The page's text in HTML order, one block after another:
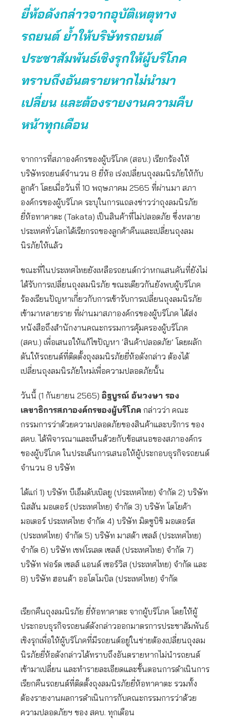
ยี่ห้อดังกล่าวจากอุบัติเหตุทาง
รถยนต์ ย้ำให้บริษัทรถยนต์
ประชาสัมพันธ์เชิงรุกให้ผู้บริโภค
ทราบถึงอันตรายหากไม่นำมา
เปลี่ยน และต้องรายงานความคืบ
หน้าทุกเดือน
จากการที่สภาองค์กรของผู้บริโภค (สอบ.) เรียกร้องให้
บริษัทรถยนต์จำนวน 8 ยี่ห้อ เร่งเปลี่ยนถุงลมนิรภัยให้กับ
ลูกค้า โดยเมื่อวันที่ 10 พฤษภาคม 2565 ที่ผ่านมา สภา
องค์กรของผู้บริโภค ระบุในการแถลงข่าวว่าถุงลมนิรภัย
ยี่ห้อทาคาตะ (Takata) เป็นสินค้าที่ไม่ปลอดภัย ซึ่งหลาย
ประเทศทั่วโลกได้เรียกรถของลูกค้าคืนและเปลี่ยนถุงลม
นิรภัยให้แล้ว
ขณะที่ในประเทศไทยยังเหลือรถยนต์กว่าหกแสนคันที่ยังไม่
ได้รับการเปลี่ยนถุงลมนิรภัย ขณะเดียวกันยังพบผู้บริโภค
ร้องเรียนปัญหาเกี่ยวกับการเข้ารับการเปลี่ยนถุงลมนิรภัย
เข้ามาหลายราย ที่ผ่านมาสภาองค์กรของผู้บริโภค ได้ส่ง
หนังสือถึงสำนักงานคณะกรรมการคุ้มครองผู้บริโภค
(สคบ.) เพื่อเสนอให้แก้ไขปัญหา ‘สินค้าปลอดภัย’ โดยผลัก
ดันให้รถยนต์ที่ติดตั้งถุงลมนิรภัยยี่ห้อดังกล่าว ต้องได้
เปลี่ยนถุงลมนิรภัยใหม่เพื่อความปลอดภัยนั้น
วันนี้ (1 กันยายน 2565) อิฐบูรณ์ อ้นวงษา รอง
เลขาธิการสภาองค์กรของผู้บริโภค กล่าวว่า คณะ
กรรมการว่าด้วยความปลอดภัยของสินค้าและบริการ ของ
สคบ. ได้พิจารณาและเห็นด้วยกับข้อเสนอของสภาองค์กร
ของผู้บริโภค ในประเด็นการเสนอให้ผู้ประกอบธุรกิจรถยนต์
จำนวน 8 บริษัท
ได้แก่ 1) บริษัท บีเอ็มดับเบิลยู (ประเทศไทย) จำกัด 2) บริษัท
นิสสัน มอเตอร์ (ประเทศไทย) จำกัด 3) บริษัท โตโยค้า
มอเตอร์ ประเทศไทย จำกัด 4) บริษัท มิตซูบิชิ มอเตอร์ส
(ประเทศไทย) จำกัด 5) บริษัท มาสด้า เซลส์ (ประเทศไทย)
จำกัด 6) บริษัท เชฟโรเลต เซลส์ (ประเทศไทย) จำกัด 7)
บริษัท ฟอร์ด เซลส์ แอนด์ เซอร์วิส (ประเทศไทย) จำกัด และ
8) บริษัท ฮอนด้า ออโตโมบิล (ประเทศไทย) จำกัด
เรียกคืนถุงลมนิรภัย ยี่ห้อทาคาตะ จากผู้บริโภค โดยให้ผู้
ประกอบธุรกิจรถยนต์ดังกล่าวออกมาตรการประชาสัมพันธ์
เชิงรุกเพื่อให้ผู้บริโภคที่มีรถยนต์อยู่ในข่ายต้องเปลี่ยนถุงลม
นิรภัยยี่ห้อดังกล่าวได้ทราบถึงอันตรายหากไม่นำรถยนต์
เข้ามาเปลี่ยน และทำรายละเอียดและขั้นตอนการดำเนินการ
เรียกคืนรถยนต์ที่ติดตั้งถุงลมนิรภัยยี่ห้อทาคาตะ รวมทั้ง
ต้องรายงานผลการดำเนินการกับคณะกรรมการว่าด้วย
ความปลอดภัยฯ ของ สคบ. ทุกเดือน